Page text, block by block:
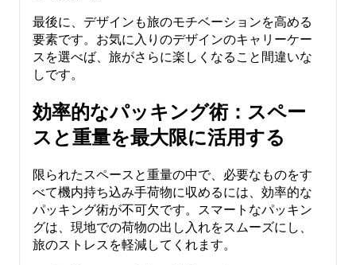
最後に、デザインも旅のモチベーションを高める
要素です。お気に入りのデザインのキャリーケー
スを選べば、旅がさらに楽しくなること間違いな
しです。
効率的なパッキング術：スペー
スと重量を最大限に活用する
限られたスペースと重量の中で、必要なものをす
べて機内持ち込み手荷物に収めるには、効率的な
パッキング術が不可欠です。スマートなパッキン
グは、現地での荷物の出し入れをスムーズにし、
旅のストレスを軽減してくれます。